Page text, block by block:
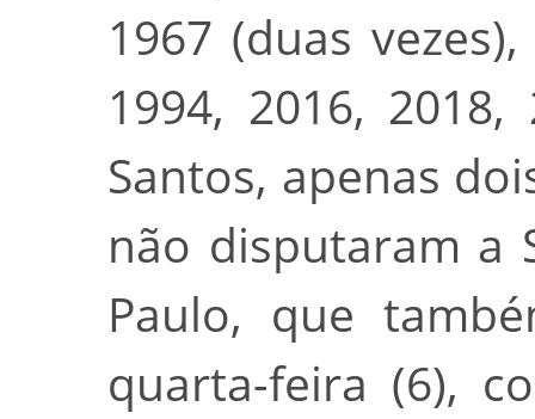
1967 (duas
1994, 2016,
Santos, apenas
não disputaram a
Paulo, que
quarta-feira (6),